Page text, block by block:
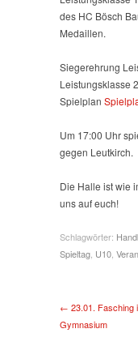
des HC Bösch
Medaillen.
Siegerehrung
Leistungsklasse
Spielplan
Um 17:00 Uhr
gegen Leutkirch.
Die Halle ist wie
uns auf euch!
Schlagwörter:
Spieltag U10
← 23.01. Fasching
Gymnasium